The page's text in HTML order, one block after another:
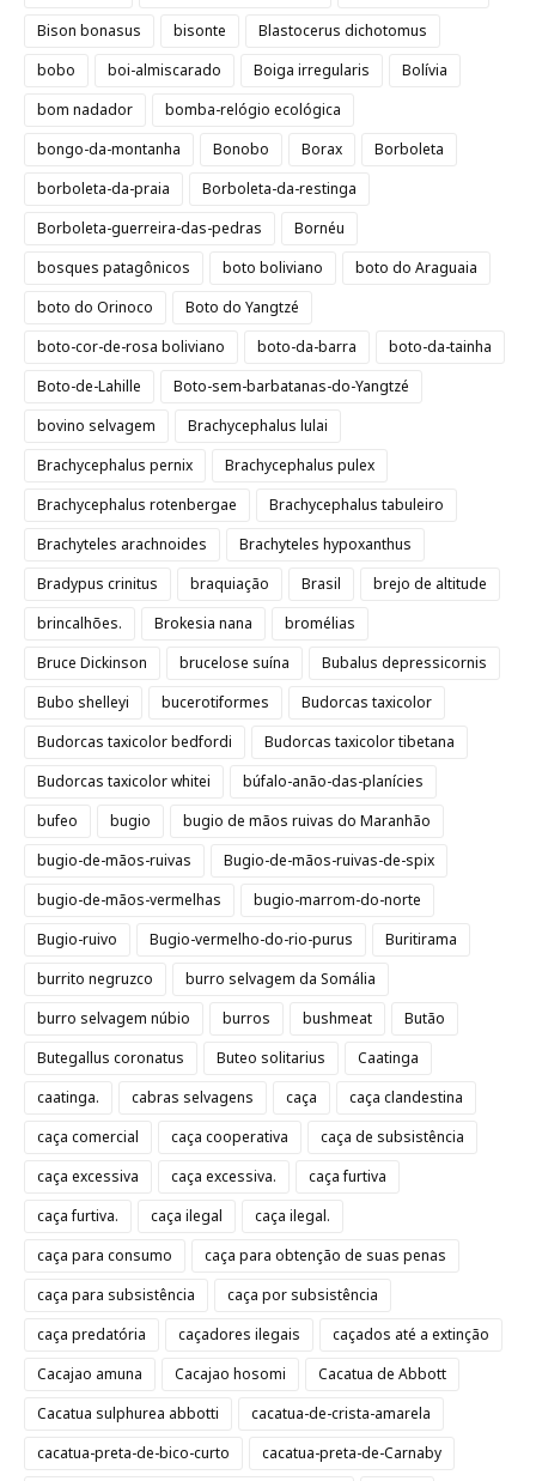
Bison bonasus
bisonte
Blastocerus dichotomus
bobo
boi-almiscarado Boiga irregularis
Bolívia
bom nadador
bomba-relógio ecológica
bongo-da-montanha
Bonobo Borax
Borboleta
borboleta-da-praia
Borboleta-da-restinga
Borboleta-guerreira-das-pedras
Bornéu
bosques patagônicos
boto boliviano
boto do Araguaia
boto do Orinoco
Boto do Yangtzé
boto-cor-de-rosa boliviano
boto-da-barra
boto-da-tainha
Boto-de-Lahille
Boto-sem-barbatanas-do-Yangtzé
bovino selvagem
Brachycephalus lulai
Brachycephalus pernix
Brachycephalus pulex
Brachycephalus rotenbergae
Brachycephalus tabuleiro
Brachyteles arachnoides
Brachyteles hypoxanthus
Bradypus crinitus
braquiação Brasil
brejo de altitude
brincalhões.
Brokesia nana
bromélias
Bruce Dickinson
brucelose suína
Bubalus depressicornis
Bubo shelleyi
bucerotiformes
Budorcas taxicolor
Budorcas taxicolor bedfordi
Budorcas taxicolor tibetana
Budorcas taxicolor whitei
búfalo-anão-das-planícies
bufeo
bugio
bugio de mãos ruivas do Maranhão
bugio-de-mãos-ruivas
Bugio-de-mãos-ruivas-de-spix
bugio-de-mãos-vermelhas
bugio-marrom-do-norte
Bugio-ruivo
Bugio-vermelho-do-rio-purus
Buritirama
burrito negruzco
burro selvagem da Somália
burro selvagem núbio
burros bushmeat
Butão
Butegallus coronatus
Buteo solitarius
Caatinga
caatinga.
cabras selvagens caça
caça clandestina
caça comercial
caça cooperativa
caça de subsistência
caça excessiva
caça excessiva.
caça furtiva
caça furtiva.
caça ilegal
caça ilegal.
caça para consumo
caça para obtenção de suas penas
caça para subsistência
caça por subsistência
caça predatória
caçadores ilegais
caçados até a extinção
Cacajao amuna
Cacajao hosomi
Cacatua de Abbott
Cacatua sulphurea abbotti
cacatua-de-crista-amarela
cacatua-preta-de-bico-curto
cacatua-preta-de-Carnaby